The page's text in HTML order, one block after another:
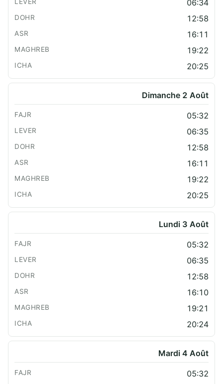
06:34
12:58
16:11
19:22
20:25
Dimanche 2 Août
05:32
06:35
12:58
16:11
19:22
20:25
Lundi 3 Août
05:32
06:35
12:58
16:10
19:21
20:24
Mardi 4 Août
05:32